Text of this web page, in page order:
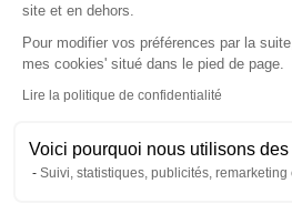
site et en dehors.
Pour modifier vos préférences par la
mes cookies' situé dans le pied de page.
Lire la politique de confidentialité
Voici pourquoi nous utilisons des
Suivi, statistiques, publicités, remarketing
Axeptio